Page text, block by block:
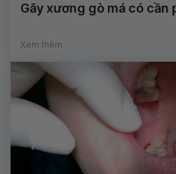
Gãy xương gò má có cần
Xem thêm